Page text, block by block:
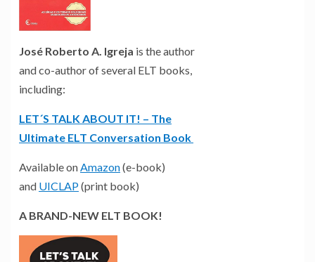
José Roberto A. Igreja is the author
and co-author of several ELT books,
including:
LET´S TALK ABOUT IT! – The
Ultimate ELT Conversation Book
Available onAmazon(e-book)
and UICLAP(print book)
A BRAND-NEW ELT BOOK!